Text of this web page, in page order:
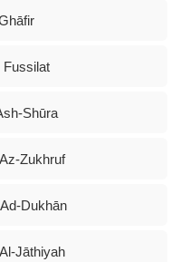
Fussilat
Shūra
Zukhruf
Dukhān
Jāthiyah